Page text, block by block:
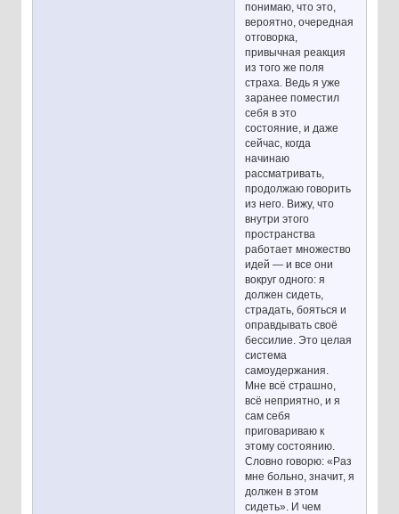
понимаю, что это,
вероятно, очередная
отговорка,
привычная реакция
из того же поля
страха. Ведь я уже
заранее поместил
себя в это
состояние, и даже
сейчас, когда
начинаю
рассматривать,
продолжаю говорить
из него. Вижу, что
внутри этого
пространства
работает множество
идей — и все они
вокруг одного: я
должен сидеть,
страдать, бояться и
оправдывать своё
бессилие. Это целая
система
самоудержания.
Мне всё страшно,
всё неприятно, и я
сам себя
приговариваю к
этому состоянию.
Словно говорю: «Раз
мне больно, значит, я
должен в этом
сидеть». И чем